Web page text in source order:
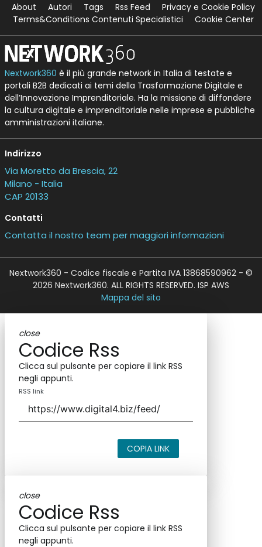
About Autori Tags Rss Feed
Privacy e Cookie Policy
Terms&Conditions Contenuti Specialistici
Cookie Center
Nextwork360 è il più grande network in Italia di testate e
portali B2B dedicati ai temi della Trasformazione Digitale e
dell’Innovazione Imprenditoriale. Ha la missione di diffondere
la cultura digitale e imprenditoriale nelle imprese e pubbliche
amministrazioni italiane.
Indirizzo
Via Moretto da Brescia, 22
Milano - Italia
CAP 20133
Contatti
Contatta il nostro team per maggiori informazioni
Nextwork360 - Codice fiscale e Partita IVA 13868590962 - ©
2026 Nextwork360. ALL RIGHTS RESERVED. ISP AWS
Mappa del sito
close
Codice Rss
Clicca sul pulsante per copiare il link RSS
negli appunti.
RSS link
COPIA LINK
close
Codice Rss
Clicca sul pulsante per copiare il link RSS
negli appunti.